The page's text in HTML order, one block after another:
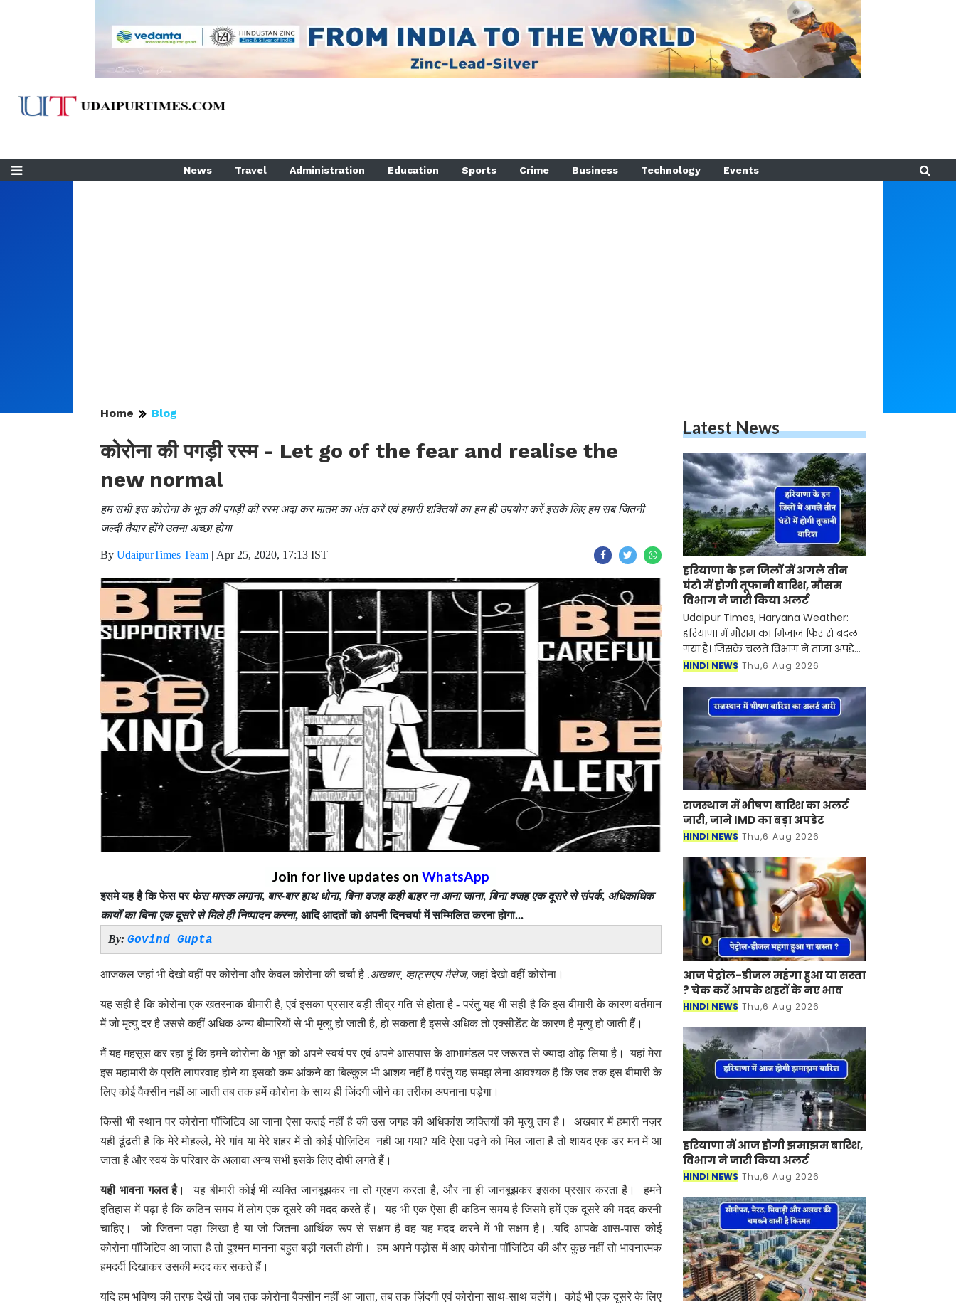
News Travel Administration Education Sports Crime Business Technology Events
Home Blog
कोरोना की पगड़ी रस्म - Let go of the fear and realise the
new normal
हम सभी इस कोरोना के भूत की पगड़ी की रस्म अदा कर मातम का अंत करें एवं हमारी शक्तियों का हम ही उपयोग करें इसके लिए हम सब जितनी
जल्दी तैयार होंगे उतना अच्छा होगा
By UdaipurTimes Team | Apr 25, 2020, 17:13 IST
Join for live updates on WhatsApp
इसमे यह है कि फेस पर फेस मास्क लगाना, बार-बार हाथ धोना, बिना वजह कही बाहर ना आना जाना, बिना वजह एक दूसरे से संपर्क, अधिकाधिक
कार्यों का बिना एक दूसरे से मिले ही निष्पादन करना, आदि आदतों को अपनी दिनचर्या में सम्मिलित करना होगा...
By: Govind Gupta
आजकल जहां भी देखो वहीं पर कोरोना और केवल कोरोना की चर्चा है .अखबार, व्हाट्सएप मैसेज, जहां देखो वहीं कोरोना।
यह सही है कि कोरोना एक खतरनाक बीमारी है, एवं इसका प्रसार बड़ी तीव्र गति से होता है - परंतु यह भी सही है कि इस बीमारी के कारण वर्तमान
में जो मृत्यु दर है उससे कहीं अधिक अन्य बीमारियों से भी मृत्यु हो जाती है, हो सकता है इससे अधिक तो एक्सीडेंट के कारण है मृत्यु हो जाती हैं।
मैं यह महसूस कर रहा हूं कि हमने कोरोना के भूत को अपने स्वयं पर एवं अपने आसपास के आभामंडल पर जरूरत से ज्यादा ओढ़ लिया है। यहां मेरा
इस महामारी के प्रति लापरवाह होने या इसको कम आंकने का बिल्कुल भी आशय नहीं है परंतु यह समझ लेना आवश्यक है कि जब तक इस बीमारी के
लिए कोई वैक्सीन नहीं आ जाती तब तक हमें कोरोना के साथ ही जिंदगी जीने का तरीका अपनाना पड़ेगा।
किसी भी स्थान पर कोरोना पॉजिटिव आ जाना ऐसा कतई नहीं है की उस जगह की अधिकांश व्यक्तियों की मृत्यु तय है। अखबार में हमारी नज़र
यही ढूंढती है कि मेरे मोहल्ले, मेरे गांव या मेरे शहर में तो कोई पोज़िटिव नहीं आ गया? यदि ऐसा पढ़ने को मिल जाता है तो शायद एक डर मन में आ
जाता है और स्वयं के परिवार के अलावा अन्य सभी इसके लिए दोषी लगते हैं।
यही भावना गलत है। यह बीमारी कोई भी व्यक्ति जानबूझकर ना तो ग्रहण करता है, और ना ही जानबूझकर इसका प्रसार करता है। हमने
इतिहास में पढ़ा है कि कठिन समय में लोग एक दूसरे की मदद करते हैं। यह भी एक ऐसा ही कठिन समय है जिसमे हमें एक दूसरे की मदद करनी
चाहिए। जो जितना पढ़ा लिखा है या जो जितना आर्थिक रूप से सक्षम है वह यह मदद करने में भी सक्षम है। .यदि आपके आस-पास कोई
कोरोना पॉजिटिव आ जाता है तो दुश्मन मानना बहुत बड़ी गलती होगी। हम अपने पड़ोस में आए कोरोना पॉजिटिव की और कुछ नहीं तो भावनात्मक
हमदर्दी दिखाकर उसकी मदद कर सकते हैं।
यदि हम भविष्य की तरफ देखें तो जब तक कोरोना वैक्सीन नहीं आ जाता, तब तक ज़िंदगी एवं कोरोना साथ-साथ चलेंगे। कोई भी एक दूसरे के लिए
Latest News
हरियाणा के इन जिलों में अगले तीन
घंटो में होगी तूफानी बारिश, मौसम
विभाग ने जारी किया अलर्ट
Udaipur Times, Haryana Weather:
हरियाणा में मौसम का मिजाज फिर से बदल
गया है। जिसके चलते विभाग ने ताजा अपडेट
जारी की है। मौसम विभाग ने जानकारी दी है
में तेज हव
HINDI NEWS Thu,6 Aug 2026
राजस्थान में भीषण बारिश का अलर्ट
जारी, जाने IMD का बड़ा अपडेट
HINDI NEWS Thu,6 Aug 2026
आज पेट्रोल-डीजल महंगा हुआ या सस्ता
? चेक करें आपके शहरों के नए भाव
HINDI NEWS Thu,6 Aug 2026
हरियाणा में आज होगी झमाझम बारिश,
विभाग ने जारी किया अलर्ट
HINDI NEWS Thu,6 Aug 2026